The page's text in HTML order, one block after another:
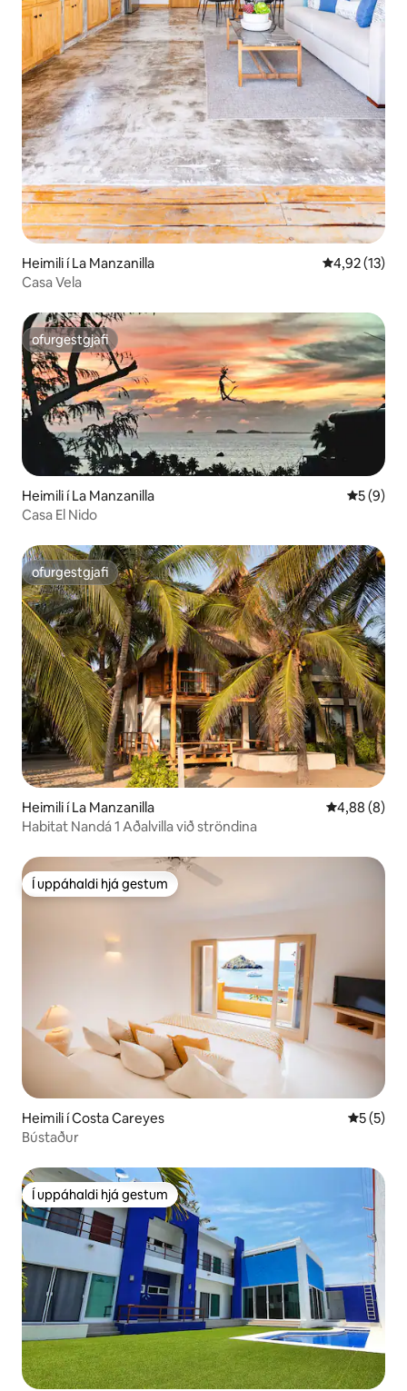
Heimili í La Manzanilla 4,92 af 5 í
4,92 (13)
Casa Vela
ofurgestgjafi
ofurgestgjafi
Heimili í La Manzanilla 5 af 5 í
5 (9)
Casa El Nido
ofurgestgjafi
ofurgestgjafi
Heimili í La Manzanilla 4,88 af 5 í
4,88 (8)
Habitat Nandá 1 Aðalvilla við ströndina
Í uppáhaldi hjá gestum
Í uppáhaldi hjá gestum
Heimili í Costa Careyes 5 af 5 í
5 (5)
Bústaður
Í uppáhaldi hjá gestum
Í uppáhaldi hjá gestum